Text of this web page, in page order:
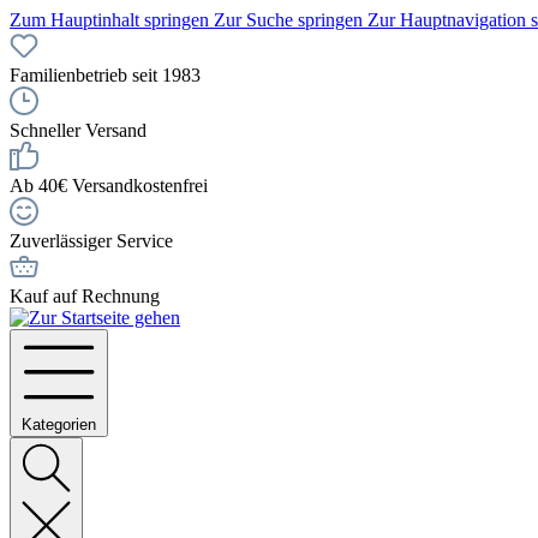
Zum Hauptinhalt springen Zur Suche springen Zur Hauptnavigation
Familienbetrieb seit 1983
Schneller Versand
Ab 40€ Versandkostenfrei
Zuverlässiger Service
Kauf auf Rechnung
Kategorien